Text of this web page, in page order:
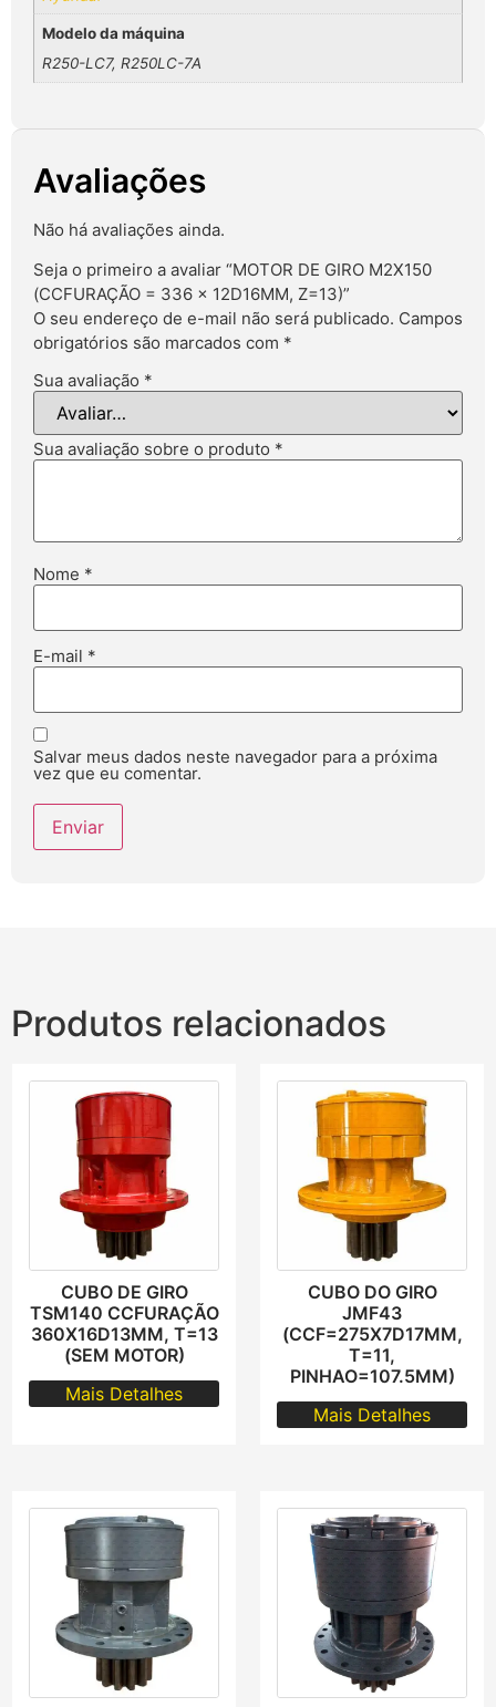
Modelo da máquina
R250-LC7, R250LC-7A
Avaliações
Não há avaliações ainda.
Seja o primeiro a avaliar “MOTOR DE GIRO M2X150
(CCFURAÇÃO = 336 × 12D16MM, Z=13)”
O seu endereço de e-mail não será publicado. Campos
obrigatórios são marcados com *
Sua avaliação *
Sua avaliação sobre o produto *
Nome *
E-mail *
Salvar meus dados neste navegador para a próxima
vez que eu comentar.
Produtos relacionados
CUBO DE GIRO
TSM140 CCFURAÇÃO
360X16D13MM, T=13
(SEM MOTOR)
Mais Detalhes
CUBO DO GIRO
JMF43
(CCF=275X7D17MM,
T=11,
PINHAO=107.5MM)
Mais Detalhes